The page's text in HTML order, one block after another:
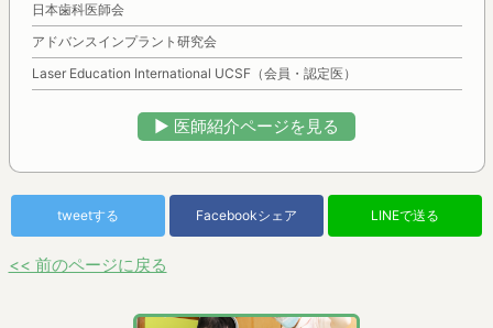
日本歯科医師会
アドバンスインプラント研究会
Laser Education International UCSF（会員・認定医）
▶︎ 医師紹介ページを見る
tweetする Facebookシェア LINEで送る
<< 前のページに戻る